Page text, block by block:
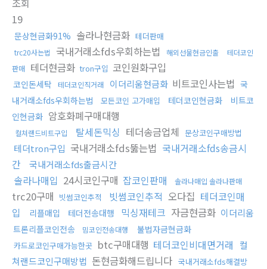
조회
19
문상현금화91% 솔라나현금화 테더판매
trc20사는법 국내거래소fds우회하는법 해외선물현금인출
테더코인
판매 테더현금화 tron구입 코인원화구입
코인돈세탁 테더코인직거래 이더리움현금화 비트코인사는법 국
내거래소fds우회하는법
모든코인 고가매입 테더코인현금화
비트코
인현금화 암호화폐구매대행
컬쳐랜드비트구입 탈세돈믹싱 테더송금업체 문상코인구매방법
테더tron구입 국내거래소fds뚫는법 국내거래소fds송금시
간
국내거래소fds출금시간
솔라나매입 24시코인구매 잡코인판매 솔라나매입 솔라나판매
trc20구매 빗썸코인추적 빗썸코인추적 오다집 테더코인매
입
리플매입 테더전송대행 믹싱재테크 자금현금화 이더리움
트론리플코인전송 밈코인전송대행 불법자금현금화
카드로코인구매가능한곳 btc구매대행 테더코인비대면거래
컬
쳐랜드코인구매방법 돈현금화해드립니다 국내거래소fds해결방